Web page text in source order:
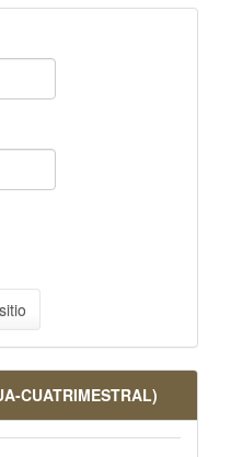
CUATRIMESTRAL)